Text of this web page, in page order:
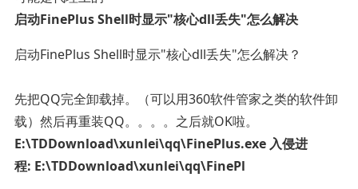
启动FinePlus Shell时显示"核心dll丢失"怎么解决
启动FinePlus Shell时显示"核心dll丢失"怎么解决？
先把QQ完全卸载掉。（可以用360软件管家之类的软件卸
载）然后再重装QQ。。。。之后就OK啦。
E:\TDDownload\xunlei\qq\FinePlus.exe 入侵进
程: E:\TDDownload\xunlei\qq\FinePl